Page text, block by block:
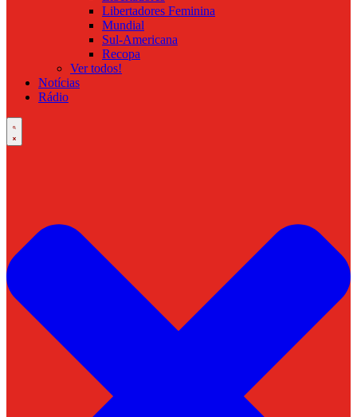
Libertadores Feminina
Mundial
Sul-Americana
Recopa
Ver todos!
Notícias
Rádio